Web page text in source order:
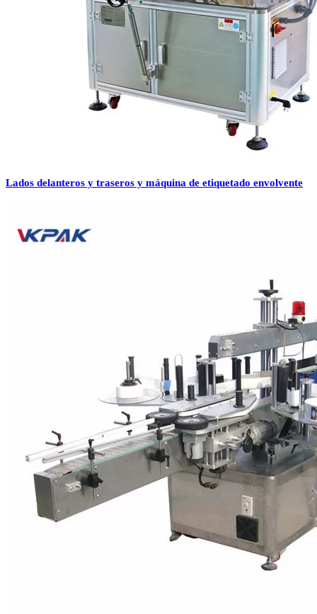
Lados delanteros y traseros y máquina de etiquetado envolvente